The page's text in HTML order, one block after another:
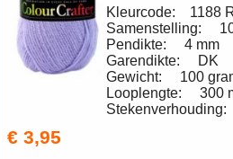
Kleurcode: 1188
Samenstelling:
Pendikte: 4 mm
Garendikte: DK
Gewicht: 100
Looplengte: 300
€ 3,95